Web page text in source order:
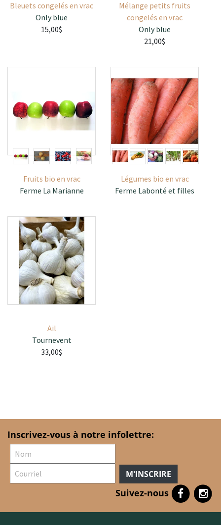
Bleuets congelés en vrac
Only blue
15,00$
Mélange petits fruits
congelés en vrac
Only blue
21,00$
Fruits bio en vrac
Ferme La Marianne
Légumes bio en vrac
Ferme Labonté et filles
Ail
Tournevent
33,00$
Inscrivez-vous à notre infolettre:
M'INSCRIRE
Suivez-nous